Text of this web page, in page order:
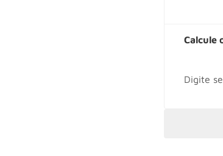
Calcule